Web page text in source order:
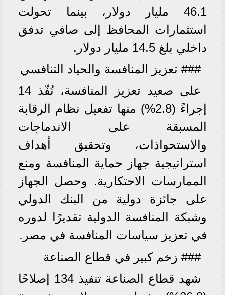
46.1 مليار دولار، بينما تحولت
استثمارات المحافظ إلى صافي تدفق
داخلي بلغ 14.5 مليار دولار.
### تعزيز المنافسة والحياد التنافسي
على صعيد تعزيز المنافسة، نُفّذ 14
إجراءً (2.8%) منها تفعيل نظام الرقابة
المسبقة على الاندماجات
والاستحواذات، وتحقيق أهداف
استراتيجية جهاز حماية المنافسة ومنع
الممارسات الاحتكارية. وحصل الجهاز
على جائزة دولية من البنك الدولي
وشبكة المنافسة الدولية تقديرًا لدوره
في تعزيز سياسات المنافسة في مصر.
### زخم كبير في قطاع الصناعة
شهد قطاع الصناعة تنفيذ 134 إصلاحًا